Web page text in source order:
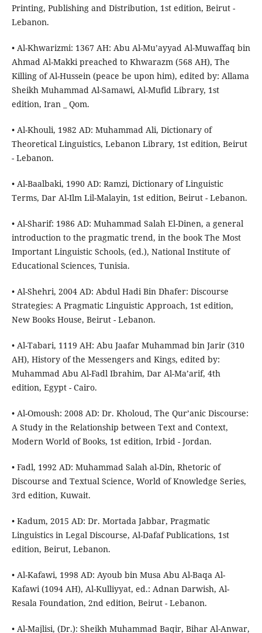
Printing, Publishing and Distribution, 1st edition, Beirut -
Lebanon.
• Al-Khwarizmi: 1367 AH: Abu Al-Mu’ayyad Al-Muwaffaq bin
Ahmad Al-Makki preached to Khwarazm (568 AH), The
Killing of Al-Hussein (peace be upon him), edited by: Allama
Sheikh Muhammad Al-Samawi, Al-Mufid Library, 1st
edition, Iran _ Qom.
• Al-Khouli, 1982 AD: Muhammad Ali, Dictionary of
Theoretical Linguistics, Lebanon Library, 1st edition, Beirut
- Lebanon.
• Al-Baalbaki, 1990 AD: Ramzi, Dictionary of Linguistic
Terms, Dar Al-Ilm Lil-Malayin, 1st edition, Beirut - Lebanon.
• Al-Sharif: 1986 AD: Muhammad Salah El-Dinen, a general
introduction to the pragmatic trend, in the book The Most
Important Linguistic Schools, (ed.), National Institute of
Educational Sciences, Tunisia.
• Al-Shehri, 2004 AD: Abdul Hadi Bin Dhafer: Discourse
Strategies: A Pragmatic Linguistic Approach, 1st edition,
New Books House, Beirut - Lebanon.
• Al-Tabari, 1119 AH: Abu Jaafar Muhammad bin Jarir (310
AH), History of the Messengers and Kings, edited by:
Muhammad Abu Al-Fadl Ibrahim, Dar Al-Ma’arif, 4th
edition, Egypt - Cairo.
• Al-Omoush: 2008 AD: Dr. Kholoud, The Qur’anic Discourse:
A Study in the Relationship between Text and Context,
Modern World of Books, 1st edition, Irbid - Jordan.
• Fadl, 1992 AD: Muhammad Salah al-Din, Rhetoric of
Discourse and Textual Science, World of Knowledge Series,
3rd edition, Kuwait.
• Kadum, 2015 AD: Dr. Mortada Jabbar, Pragmatic
Linguistics in Legal Discourse, Al-Dafaf Publications, 1st
edition, Beirut, Lebanon.
• Al-Kafawi, 1998 AD: Ayoub bin Musa Abu Al-Baqa Al-
Kafawi (1094 AH), Al-Kulliyyat, ed.: Adnan Darwish, Al-
Resala Foundation, 2nd edition, Beirut - Lebanon.
• Al-Majlisi, (Dr.): Sheikh Muhammad Baqir, Bihar Al-Anwar,